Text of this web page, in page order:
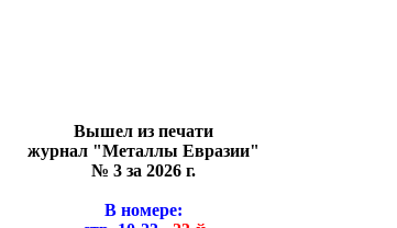
Вышел из печати
журнал "Металлы Евразии"
№ 3 за 2026 г.
В номере: